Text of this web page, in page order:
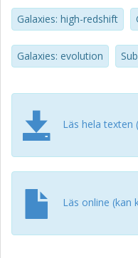
moderate far-infrared
Galaxies: high-redshift
Galaxies: evolution
Läs hela texten
Läs online (kan